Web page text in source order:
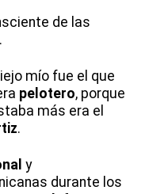
de las
mío fue el que
pelotero, porque
más era el
.
y
durante los